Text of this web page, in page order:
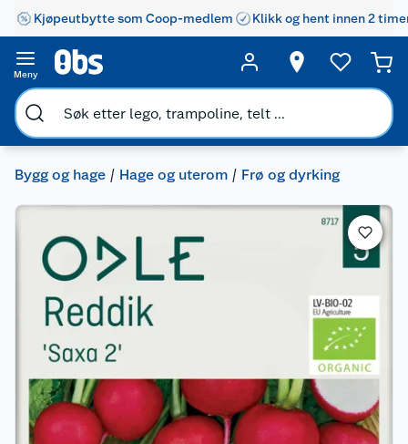
Kjøpeutbytte som Coop-medlem Klikk og hent innen 2
Meny
Bygg og hage Hage og uterom Frø og dyrking